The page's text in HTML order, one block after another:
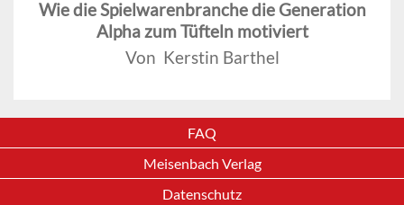
Wie die Spielwarenbranche die Generation
Alpha zum Tüfteln motiviert
Von Kerstin Barthel
FAQ
Meisenbach Verlag
Datenschutz